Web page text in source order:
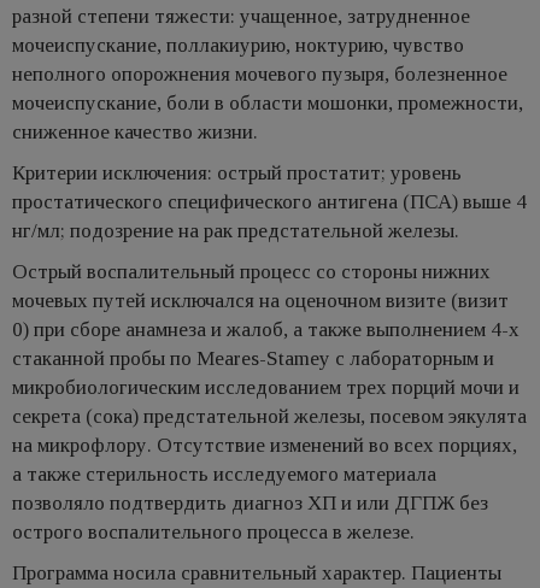
разной степени тяжести: учащенное, затрудненное
мочеиспускание, поллакиурию, ноктурию, чувство
неполного опорожнения мочевого пузыря, болезненное
мочеиспускание, боли в области мошонки, промежности,
сниженное качество жизни.
Критерии исключения: острый простатит; уровень
простатического специфического антигена (ПСА) выше 4
нг/мл; подозрение на рак предстательной железы.
Острый воспалительный процесс со стороны нижних
мочевых путей исключался на оценочном визите (визит
0) при сборе анамнеза и жалоб, а также выполнением 4-х
стаканной пробы по Meares-Stamey с лабораторным и
микробиологическим исследованием трех порций мочи и
секрета (сока) предстательной железы, посевом эякулята
на микрофлору. Отсутствие изменений во всех порциях,
а также стерильность исследуемого материала
позволяло подтвердить диагноз ХП и или ДГПЖ без
острого воспалительного процесса в железе.
Программа носила сравнительный характер. Пациенты